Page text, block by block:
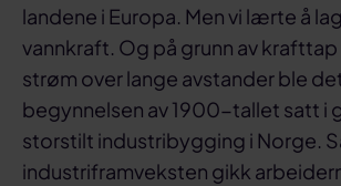
landene i Europa. Men vi lærte å
vannkraft. Og på grunn av krafttap
strøm over lange avstander ble
begynnelsen av 1900-tallet satt i
storstilt industribygging i Norge.
industriframveksten gikk